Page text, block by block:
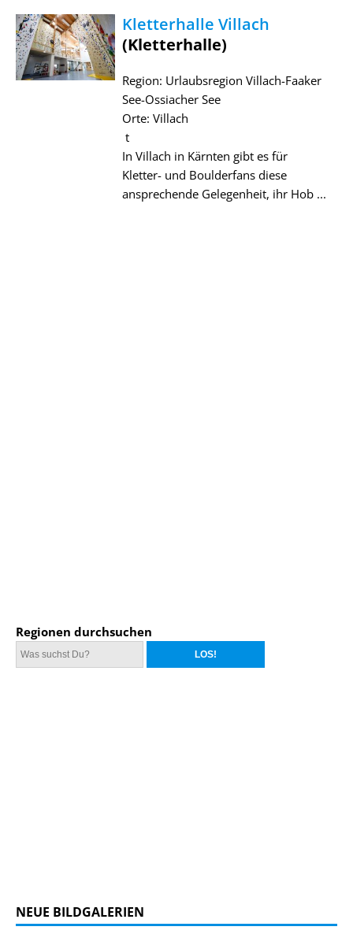
Kletterhalle Villach
(Kletterhalle)
Region: Urlaubsregion Villach-Faaker
See-Ossiacher See
Orte: Villach
t
In Villach in Kärnten gibt es für
Kletter- und Boulderfans diese
ansprechende Gelegenheit, ihr Hob ...
Regionen durchsuchen
NEUE BILDGALERIEN